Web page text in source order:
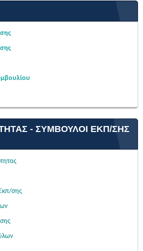
- ΣΎΜΒΟΥΛΟΙ ΕΚΠ/ΣΗΣ
σης